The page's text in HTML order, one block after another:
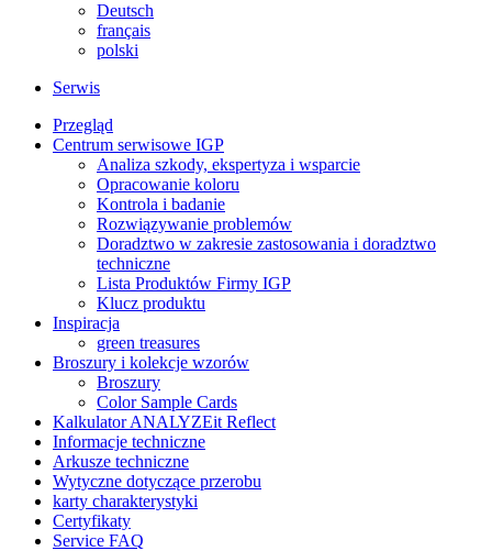
Deutsch
français
polski
Serwis
Przegląd
Centrum serwisowe IGP
Analiza szkody, ekspertyza i wsparcie
Opracowanie koloru
Kontrola i badanie
Rozwiązywanie problemów
Doradztwo w zakresie zastosowania i doradztwo
techniczne
Lista Produktów Firmy IGP
Klucz produktu
Inspiracja
green treasures
Broszury i kolekcje wzorów
Broszury
Color Sample Cards
Kalkulator ANALYZEit Reflect
Informacje techniczne
Arkusze techniczne
Wytyczne dotyczące przerobu
karty charakterystyki
Certyfikaty
Service FAQ